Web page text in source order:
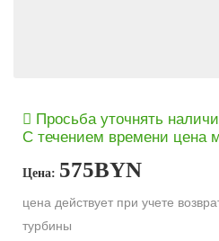
Просьба уточнять
С течением времени цена
Цена: 575BYN
цена действует при учете
турбины